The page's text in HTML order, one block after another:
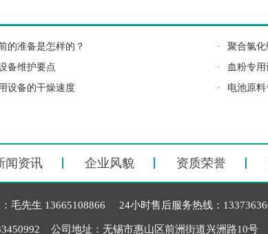
的准备是怎样的？ ·
聚合氯化
备维护要点 ·
血粉专
设备的干燥速度 · 电池原
闻资讯 企业风貌 资质荣誉
毛先生 13665108866 24小时售后服务热线：
公司地址：无锡市惠山区前洲街道兴洲路10号